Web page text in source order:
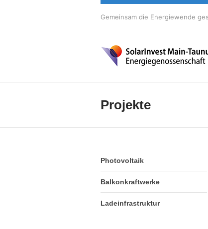
Gemeinsam die Energiewende
Projekte
Photovoltaik
Balkonkraftwerke
Ladeinfrastruktur